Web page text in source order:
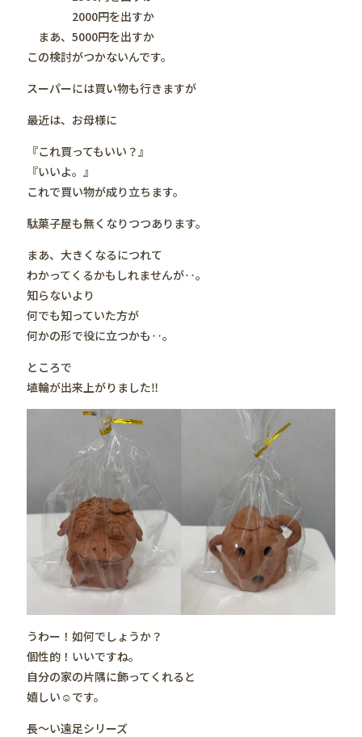
2000円を出すか
まあ、5000円を出すか
この検討がつかないんです。
スーパーには買い物も行きますが
最近は、お母様に
『これ買ってもいい？』
『いいよ。』
これで買い物が成り立ちます。
駄菓子屋も無くなりつつあります。
まあ、大きくなるにつれて
わかってくるかもしれませんが‥。
知らないより
何でも知っていた方が
何かの形で役に立つかも‥。
ところで
埴輪が出来上がりました‼️
うわー！如何でしょうか？
個性的！いいですね。
自分の家の片隅に飾ってくれると
嬉しい☺️です。
長〜い遠足シリーズ